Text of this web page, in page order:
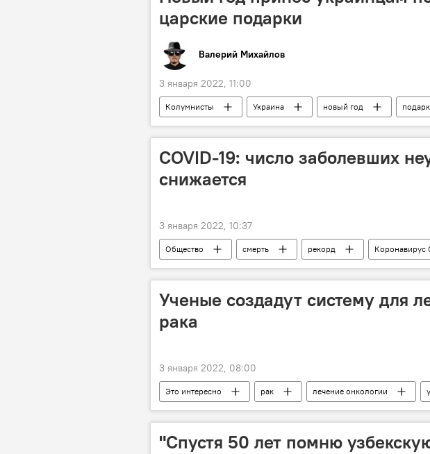
царские подарки
Валерий Михайлов
3 января 2022, 11:00
Колумнисты Украина новый год
COVID-19: число заболевших
снижается
3 января 2022, 10:37
Общество смерть рекорд Коронавирус
Ученые создадут систему для
рака
3 января 2022, 08:00
Это интересно рак лечение онкологии
"Спустя 50 лет помню